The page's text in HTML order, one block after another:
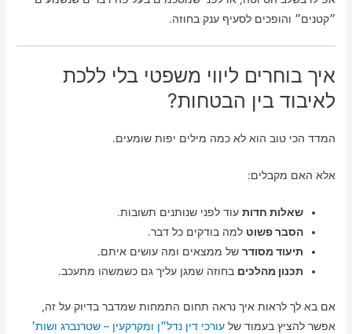
״קטנים״ והופכים לסעיף ענק בחוזה.
איך בוחרים ליווי משפטי בלי ללכת
לאיבוד בין הבטחות?
המדד הכי טוב הוא לא כמה מילים יפות שומעים.
אלא האם מקבלים:
שאלות חדות עוד לפני שנותנים תשובות.
הסבר פשוט למה בודקים כל דבר.
תיעוד מסודר של ממצאים ומה עושים איתם.
תכנון מהלכים בחוזה שמגן עליך גם כשמשהו מתעכב.
אם בא לך לראות איך נראה תחום התמחות שמדבר בדיוק על זה,
אפשר להציץ בעמוד שלעורכי דין נדל״ן ומקרקעין – שטרנברג ושות׳